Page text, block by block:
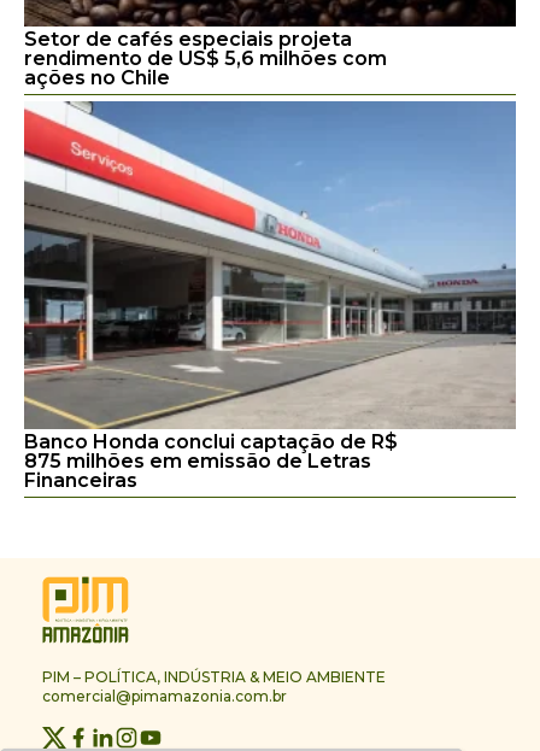
Setor de cafés especiais projeta
rendimento de US$ 5,6 milhões com
ações no Chile
Banco Honda conclui captação de R$
875 milhões em emissão de Letras
Financeiras
PIM – POLÍTICA, INDÚSTRIA & MEIO AMBIENTE
comercial@pimamazonia.com.br